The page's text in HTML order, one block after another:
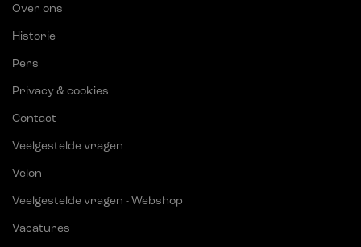
Over ons
Historie
Pers
Privacy & cookies
Contact
Veelgestelde vragen
Velon
Veelgestelde vragen - Webshop
Vacatures